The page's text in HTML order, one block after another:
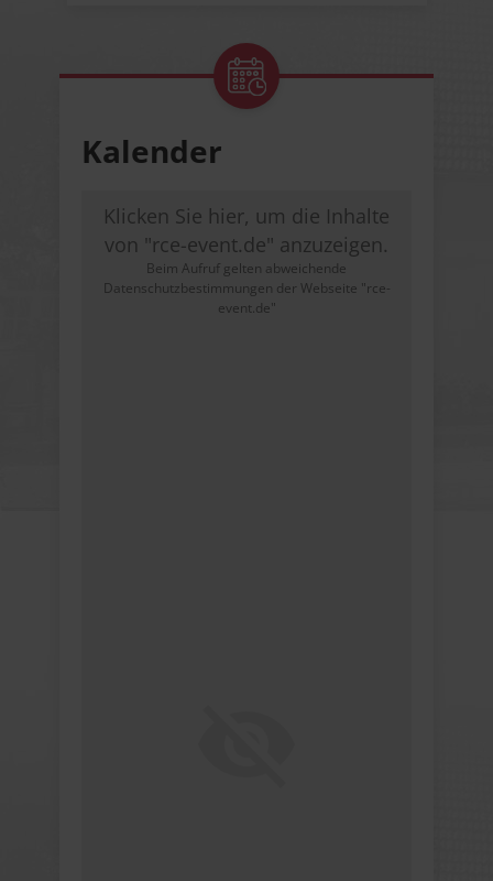
Kalender
Klicken Sie hier, um die Inhalte
von "rce-event.de" anzuzeigen.
Beim Aufruf gelten abweichende
Datenschutzbestimmungen der Webseite "rce-
event.de"